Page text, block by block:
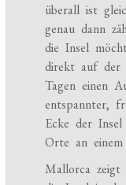
überall ist
genau dann
die Insel
direkt auf der
Tagen einen
entspannter,
Ecke der
Orte an
Mallorca zeigt